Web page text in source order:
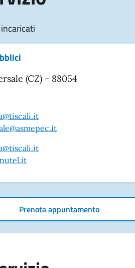
(CZ) - 88054
Prenota appuntamento